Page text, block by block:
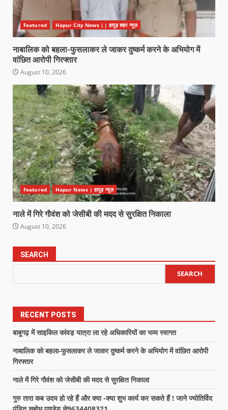
Featured Hapur City News || हापुड़ शहर न्यूज़
नाबालिक को बहला-फुसलाकर ले जाकर दुष्कर्म करने के अभियोग में
वांछित आरोपी गिरफ्तार
August 10, 2026
Featured Hapur News | हापुड़ न्यूज़
नाले में गिरे गौवंश को जेसीबी की मदद से सुरक्षित निकाला
August 10, 2026
SEARCH
SEARCH
RECENT POSTS
बाबूगढ़ में साइकिल कांवड़ यात्रा ला रहे अधिकारियों का भव्य स्वागत
नाबालिक को बहला-फुसलाकर ले जाकर दुष्कर्म करने के अभियोग में वांछित आरोपी
गिरफ्तार
नाले में गिरे गौवंश को जेसीबी की मदद से सुरक्षित निकाला
गुरु तारा कब उदय हो रहे हैं और क्या -क्या शुभ कार्य कर सकते हैं ! जाने ज्योतिर्विद